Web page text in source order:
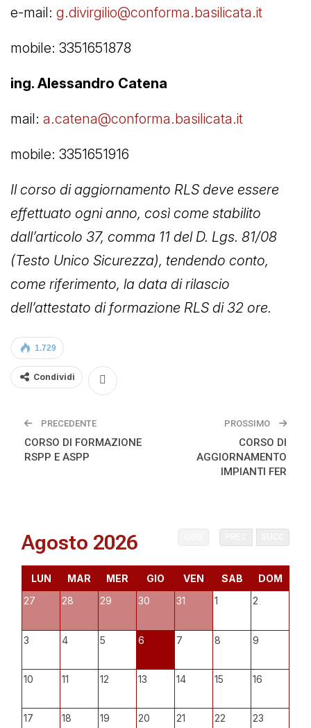
e-mail: g.divirgilio@conforma.basilicata.it
mobile: 3351651878
ing. Alessandro Catena
mail: a.catena@conforma.basilicata.it
mobile: 3351651916
Il corso di aggiornamento RLS deve essere
effettuato ogni anno, così come stabilito
dall’articolo 37, comma 11 del D. Lgs. 81/08
(Testo Unico Sicurezza), tendendo conto,
come riferimento, la data di rilascio
dell’attestato di formazione RLS di 32 ore.
1.729
Condividi
PRECEDENTE
CORSO DI FORMAZIONE
RSPP E ASPP
PROSSIMO
CORSO DI
AGGIORNAMENTO
IMPIANTI FER
Agosto 2026
LUN MAR MER GIO VEN SAB
DOM
27
28 29 30 31 1 2
3 4 5 6 7 8 9
10 11 12 13 14 15 16
17 18 19 20 21 22 23